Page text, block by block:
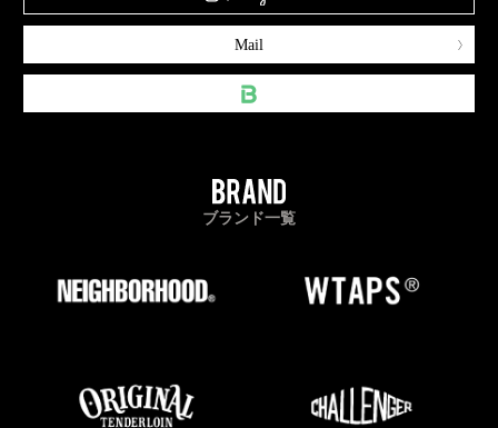
Mail
ブランド一覧